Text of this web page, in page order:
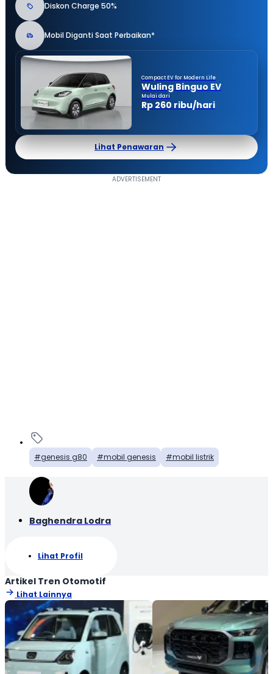
Diskon Charge 50%
Mobil Diganti Saat Perbaikan*
Compact EV for Modern Life
Wuling Binguo EV
Mulai dari
Rp 260 ribu/hari
Lihat Penawaran
genesis g80 mobil genesis mobil listrik
Baghendra Lodra
Lihat Profil
Artikel Tren Otomotif
Lihat Lainnya